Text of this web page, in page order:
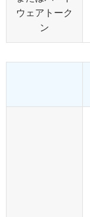
ウェアトーク
ン